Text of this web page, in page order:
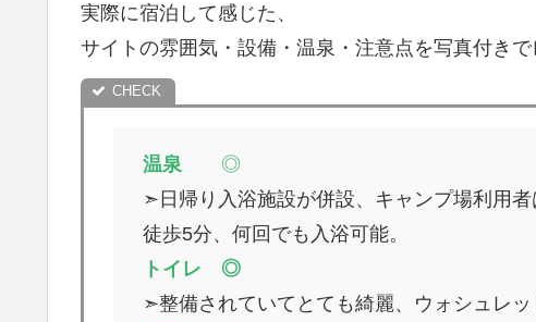
実際に宿泊して感じた、
サイトの雰囲気・設備・温泉・注意点を写真付きで
温泉 ◎
➣日帰り入浴施設が併設、キャンプ場利用
徒歩5分、何回でも入浴可能。
トイレ ◎
➣整備されていてとても綺麗、ウォシュレッ